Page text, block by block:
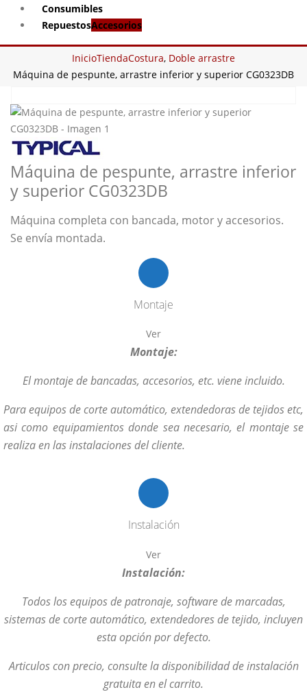
Consumibles
RepuestosAccesorios
InicioTiendaCostura, Doble arrastre
Máquina de pespunte, arrastre inferior y superior CG0323DB
Máquina de pespunte, arrastre inferior
y superior CG0323DB
Máquina completa con bancada, motor y accesorios.
Se envía montada.
Montaje
Ver
Montaje:
El montaje de bancadas, accesorios, etc. viene incluido.
Para equipos de corte automático, extendedoras de tejidos etc,
asi como equipamientos donde sea necesario, el montaje se
realiza en las instalaciones del cliente.
Instalación
Ver
Instalación:
Todos los equipos de patronaje, software de marcadas,
sistemas de corte automático, extendedores de tejido, incluyen
esta opción por defecto.
Articulos con precio, consulte la disponibilidad de instalación
gratuita en el carrito.